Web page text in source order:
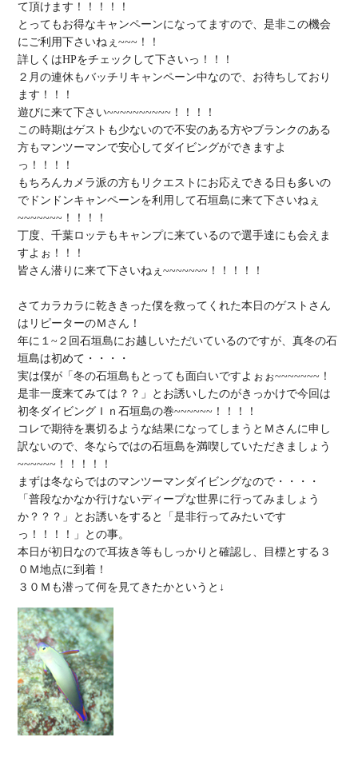
て頂けます！！！！！
とってもお得なキャンペーンになってますので、是非この機会
にご利用下さいねぇ~~~！！
詳しくはHPをチェックして下さいっ！！！
２月の連休もバッチリキャンペーン中なので、お待ちしており
ます！！！
遊びに来て下さい~~~~~~~~~~！！！！
この時期はゲストも少ないので不安のある方やブランクのある
方もマンツーマンで安心してダイビングができますよ
っ！！！！
もちろんカメラ派の方もリクエストにお応えできる日も多いの
でドンドンキャンペーンを利用して石垣島に来て下さいねぇ
~~~~~~~！！！！
丁度、千葉ロッテもキャンプに来ているので選手達にも会えま
すよぉ！！！
皆さん潜りに来て下さいねぇ~~~~~~~！！！！！
さてカラカラに乾ききった僕を救ってくれた本日のゲストさん
はリピーターのＭさん！
年に１~２回石垣島にお越しいただいているのですが、真冬の石
垣島は初めて・・・・
実は僕が「冬の石垣島もとっても面白いですよぉぉ~~~~~~~！
是非一度来てみては？？」とお誘いしたのがきっかけで今回は
初冬ダイビングＩｎ石垣島の巻~~~~~~！！！！
コレで期待を裏切るような結果になってしまうとＭさんに申し
訳ないので、冬ならではの石垣島を満喫していただきましょう
~~~~~~！！！！！
まずは冬ならではのマンツーマンダイビングなので・・・・
「普段なかなか行けないディープな世界に行ってみましょう
か？？？」とお誘いをすると「是非行ってみたいです
っ！！！！」との事。
本日が初日なので耳抜き等もしっかりと確認し、目標とする３
０Ｍ地点に到着！